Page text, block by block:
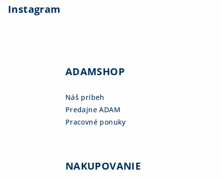
Instagram
ADAMSHOP
Náš príbeh
Predajne ADAM
Pracovné ponuky
NAKUPOVANIE